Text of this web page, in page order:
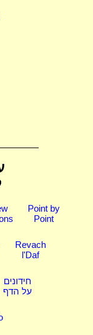
Point by
Point
Revach
l'Daf
חידונים
על הדף